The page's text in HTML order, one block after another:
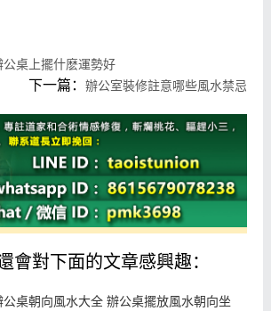
公桌上擺什麽運勢好
下一篇：辦公室裝修註意哪些風水禁忌
會對下面的文章感興趣：
公桌朝向風水大全 辦公桌擺放風水朝向坐東向西